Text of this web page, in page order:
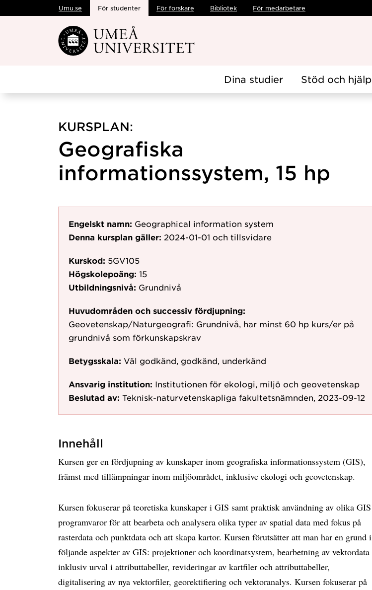
Hoppa direkt till innehållet
Umu.se För studenter För forskare Bibliotek För medarbetare
Dina studier Stöd och hjälp
KURSPLAN:
Geografiska
informationssystem, 15 hp
Engelskt namn: Geographical information system
Denna kursplan gäller: 2024-01-01 och tillsvidare
Kurskod: 5GV105
Högskolepoäng: 15
Utbildningsnivå: Grundnivå
Huvudområden och successiv fördjupning:
Geovetenskap/Naturgeografi: Grundnivå, har minst 60 hp kurs/er på
grundnivå som förkunskapskrav
Betygsskala: Väl godkänd, godkänd, underkänd
Ansvarig institution: Institutionen för ekologi, miljö och geovetenskap
Beslutad av: Teknisk-naturvetenskapliga fakultetsnämnden, 2023-09-12
Innehåll
Kursen ger en fördjupning av kunskaper inom geografiska informationssystem (GIS),
främst med tillämpningar inom miljöområdet, inklusive ekologi och geovetenskap.
Kursen fokuserar på teoretiska kunskaper i GIS samt praktisk användning av olika GIS
programvaror för att bearbeta och analysera olika typer av spatial data med fokus på
rasterdata och punktdata och att skapa kartor. Kursen förutsätter att man har en grund i
följande aspekter av GIS: projektioner och koordinatsystem, bearbetning av vektordata
inklusiv urval i attributtabeller, revideringar av kartfiler och attributtabeller,
digitalisering av nya vektorfiler, georektifiering och vektoranalys. Kursen fokuserar på